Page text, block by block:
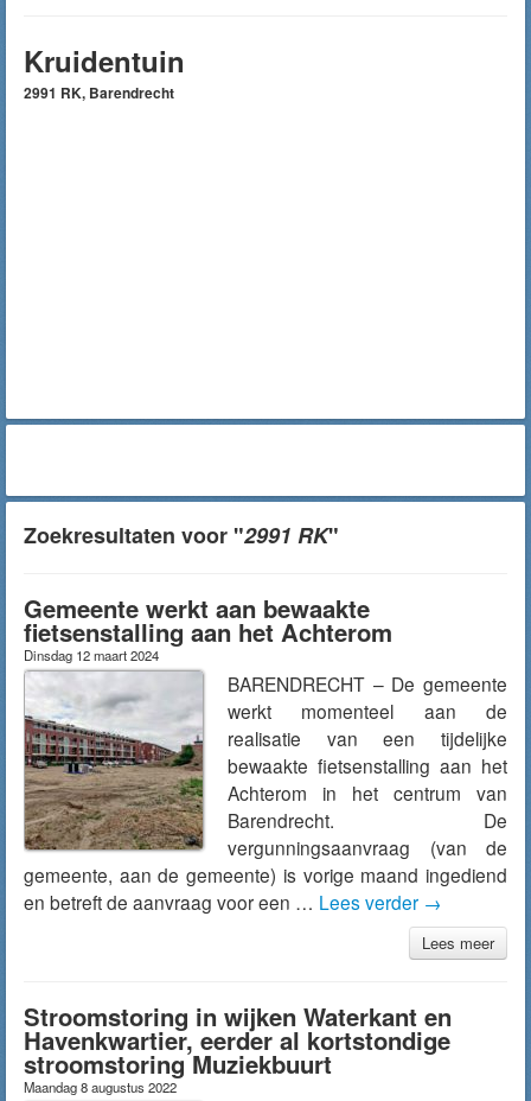
Kruidentuin
2991 RK, Barendrecht
Zoekresultaten voor "2991 RK"
Gemeente werkt aan bewaakte
fietsenstalling aan het Achterom
Dinsdag 12 maart 2024
BARENDRECHT – De gemeente
werkt momenteel aan de
realisatie van een tijdelijke
bewaakte fietsenstalling aan het
Achterom in het centrum van
Barendrecht. De
vergunningsaanvraag (van de
gemeente, aan de gemeente) is vorige maand ingediend
en betreft de aanvraag voor een … Lees verder →
Lees meer
Stroomstoring in wijken Waterkant en
Havenkwartier, eerder al kortstondige
stroomstoring Muziekbuurt
Maandag 8 augustus 2022